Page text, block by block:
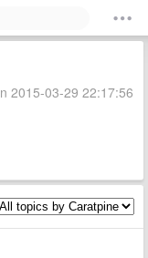
2015-03-29 22:17:56